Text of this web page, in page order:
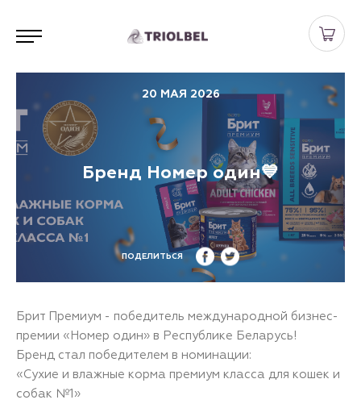
20 МАЯ 2026
Бренд Номер один💙
ПОДЕЛИТЬСЯ
Брит Премиум - победитель международной бизнес-
премии «Номер один» в Республике Беларусь!
Бренд стал победителем в номинации:
«Сухие и влажные корма премиум класса для кошек и
собак №1»